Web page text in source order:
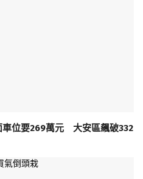
車位要269萬元 大安區飆破332